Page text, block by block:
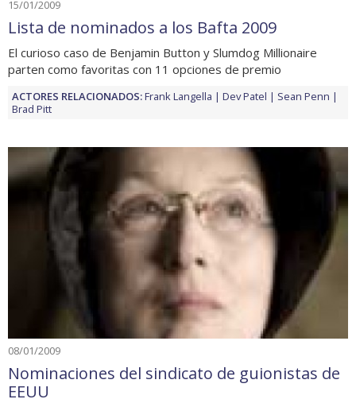
15/01/2009
Lista de nominados a los Bafta 2009
El curioso caso de Benjamin Button y Slumdog Millionaire
parten como favoritas con 11 opciones de premio
ACTORES RELACIONADOS:Frank Langella Dev Patel
Sean Penn
Brad Pitt
08/01/2009
Nominaciones del sindicato de guionistas de
EEUU